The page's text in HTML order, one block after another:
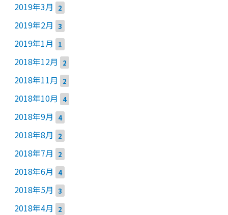
2019年3月 2
2019年2月 3
2019年1月 1
2018年12月 2
2018年11月 2
2018年10月 4
2018年9月 4
2018年8月 2
2018年7月 2
2018年6月 4
2018年5月 3
2018年4月 2